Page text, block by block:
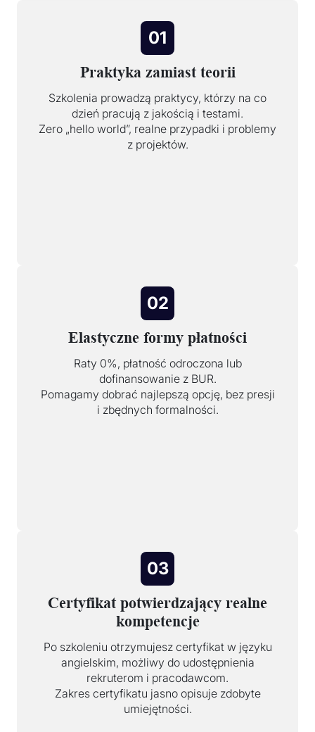
01
Praktyka zamiast teorii
Szkolenia prowadzą praktycy, którzy na co
dzień pracują z jakością i testami.
Zero „hello world”, realne przypadki i problemy
z projektów.
02
Elastyczne formy płatności
Raty 0%, płatność odroczona lub
dofinansowanie z BUR.
Pomagamy dobrać najlepszą opcję, bez presji
i zbędnych formalności.
03
Certyfikat potwierdzający realne
kompetencje
Po szkoleniu otrzymujesz certyfikat w języku
angielskim, możliwy do udostępnienia
rekruterom i pracodawcom.
Zakres certyfikatu jasno opisuje zdobyte
umiejętności.